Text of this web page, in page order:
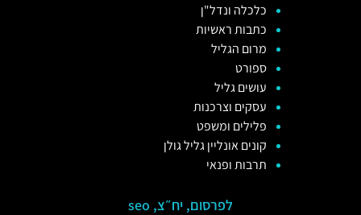
כלכלה ונדל"ן
כתבות ראשיות
מרום הגליל
ספורט
עושים גליל
עסקים וצרכנות
פלילים ומשפט
קונים אונליין גליל גולן
תרבות ופנאי
לפרסום, יח״צ, seo